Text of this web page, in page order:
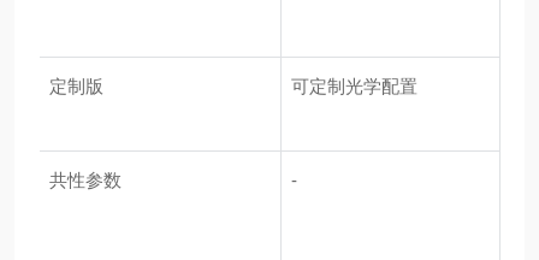
定制版 可定制光学配置
共性参数 -